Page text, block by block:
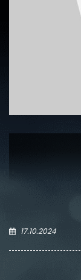
17.10.2024